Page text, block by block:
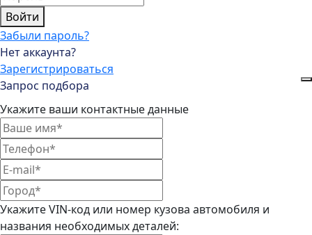
Войти
Забыли пароль?
Нет аккаунта?
Зарегистрироваться
Запрос подбора
Укажите ваши контактные данные
Укажите VIN-код или номер кузова автомобиля и
названия необходимых деталей: